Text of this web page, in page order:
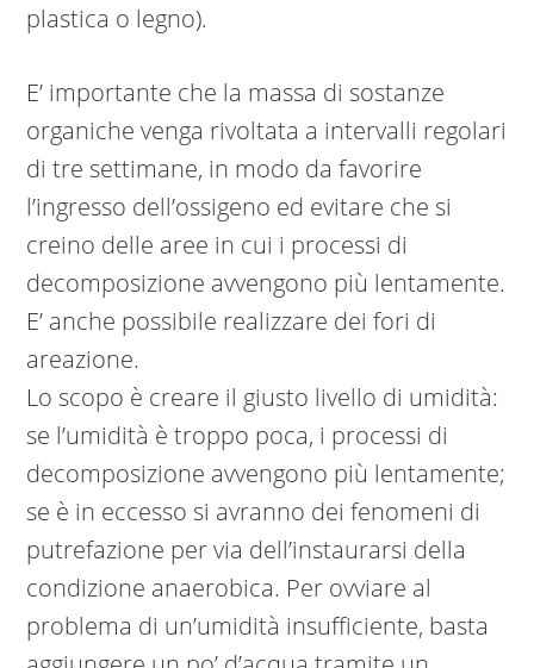
plastica o legno).
E’ importante che la massa di sostanze
organiche venga rivoltata a intervalli regolari
di tre settimane, in modo da favorire
l’ingresso dell’ossigeno ed evitare che si
creino delle aree in cui i processi di
decomposizione avvengono più lentamente.
E’ anche possibile realizzare dei fori di
areazione.
Lo scopo è creare il giusto livello di umidità:
se l’umidità è troppo poca, i processi di
decomposizione avvengono più lentamente;
se è in eccesso si avranno dei fenomeni di
putrefazione per via dell’instaurarsi della
condizione anaerobica. Per ovviare al
problema di un’umidità insufficiente, basta